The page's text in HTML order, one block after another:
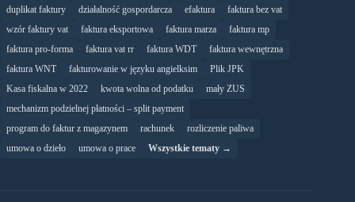
duplikat faktury
działalność gospordarcza efaktura
faktura bez vat
wzór faktury vat
faktura eksportowa faktura marza
faktura mp
faktura pro-forma
faktura vat rr faktura WDT
faktura wewnętrzna
faktura WNT
fakturowanie w języku angielksim
Plik JPK
Kasa fiskalna w 2022
kwota wolna od podatku
mały ZUS
mechanizm podzielnej płatności – split payment
program do faktur z magazynem
rachunek
rozliczenie paliwa
umowa o dzieło
umowa o prace Wszystkie tematy →